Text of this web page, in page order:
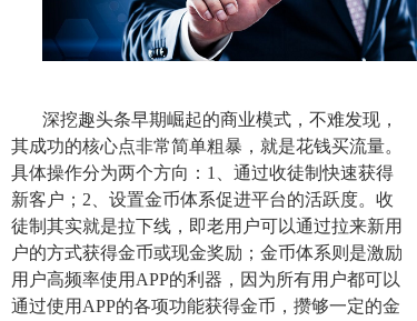
深挖趣头条早期崛起的商业模式，不难发现，
其成功的核心点非常简单粗暴，就是花钱买流量。
具体操作分为两个方向：1、通过收徒制快速获得
新客户；2、设置金币体系促进平台的活跃度。收
徒制其实就是拉下线，即老用户可以通过拉来新用
户的方式获得金币或现金奖励；金币体系则是激励
用户高频率使用APP的利器，因为所有用户都可以
通过使用APP的各项功能获得金币，攒够一定的金